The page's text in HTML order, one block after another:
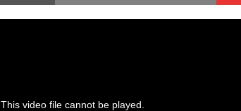
This video file cannot be played.